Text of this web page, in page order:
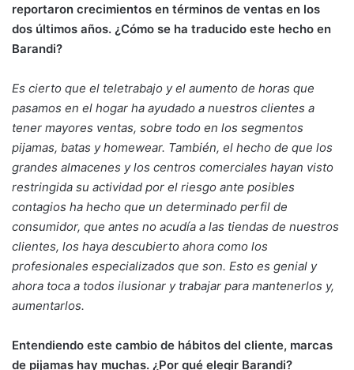
reportaron crecimientos en términos de ventas en los
dos últimos años. ¿Cómo se ha traducido este hecho en
Barandi?
Es cierto que el teletrabajo y el aumento de horas que
pasamos en el hogar ha ayudado a nuestros clientes a
tener mayores ventas, sobre todo en los segmentos
pijamas, batas y homewear. También, el hecho de que los
grandes almacenes y los centros comerciales hayan visto
restringida su actividad por el riesgo ante posibles
contagios ha hecho que un determinado perfil de
consumidor, que antes no acudía a las tiendas de nuestros
clientes, los haya descubierto ahora como los
profesionales especializados que son. Esto es genial y
ahora toca a todos ilusionar y trabajar para mantenerlos y,
aumentarlos.
Entendiendo este cambio de hábitos del cliente, marcas
de pijamas hay muchas. ¿Por qué elegir Barandi?